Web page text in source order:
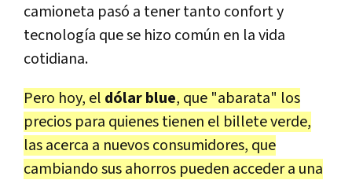
camioneta pasó a tener tanto confort y
tecnología que se hizo común en la vida
cotidiana.
Pero hoy, el dólar blue, que "abarata" los
precios para quienes tienen el billete verde,
las acerca a nuevos consumidores, que
cambiando sus ahorros pueden acceder a una